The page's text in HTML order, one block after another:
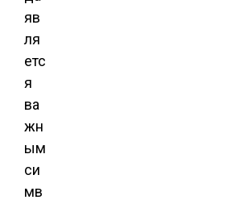
яв
ля
етс
я
ва
жн
ым
си
мв